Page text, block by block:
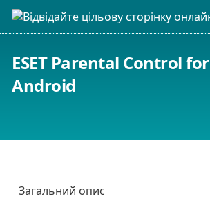
ESET Parental Control for
Android